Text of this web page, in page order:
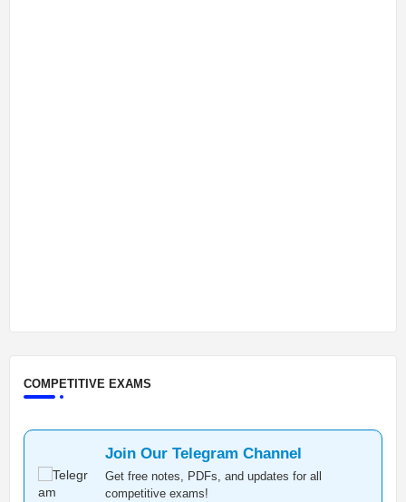
COMPETITIVE EXAMS
Join Our Telegram Channel
Get free notes, PDFs, and updates for all
competitive exams!